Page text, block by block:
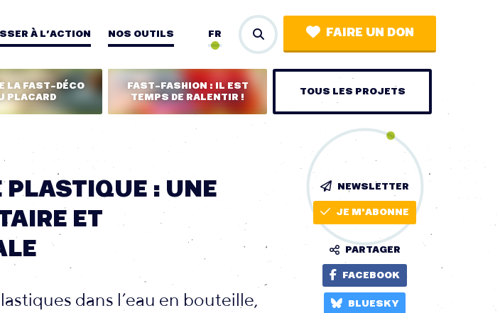
À L’ACTION NOS OUTILS FR FAIRE UN DON
LA FAST-DÉCO
PLACARD
FAST-FASHION : IL EST
TEMPS DE RALENTIR !
TOUS LES PROJETS
PLASTIQUE : UNE
ET
dans l’eau en bouteille,
NEWSLETTER
JE M'ABONNE
PARTAGER
FACEBOOK
BLUESKY